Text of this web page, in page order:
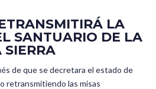
LA
SANTUARIO DE LA
SIERRA
de que se decretara el estado de
retransmitiendo las misas